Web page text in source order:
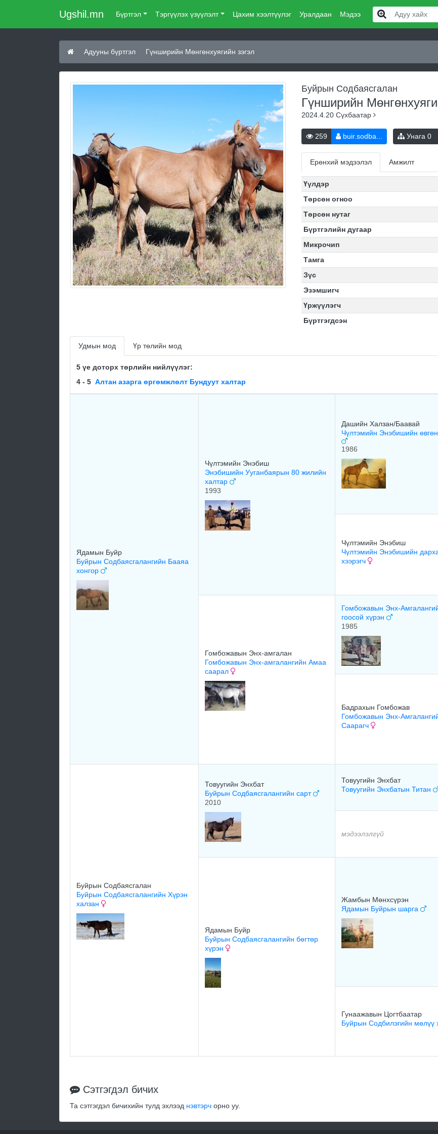
Ugshil.mn Бүртгэл Тэргүүлэх үзүүлэлт Цахим хээлтүүлэг Уралдаан Мэдээ
Адууны бүртгэл Гүнширийн Мөнгөнхуягийн зэгэл
Буйрын Содбаясгалан
Гүнширийн
2024.4.20 Сүхбаатар
259 buir.sodba... Унага 0
Ерөнхий мэдээлэл Амжилт
Үүлдэр
Төрсөн огноо
Төрсөн нутаг
Бүртгэлийн дугаар
Микрочип
Тамга
Зүс
Эзэмшигч
Үржүүлэгч
Бүртгэгдсэн
Удмын мод Үр төлийн мод
5 үе доторх төрлийн нийлүүлэг:
4 - 5 Алтан азарга өргөмжлөлт Бундуут халтар
Ядамын Буйр
Буйрын Содбаясгалангийн Бааяа
хонгор
Чүлтэмийн Энэбиш
Энэбишийн Ууганбаярын 80 жилийн
халтар
1993
Дашийн Халзан/Баавай
Чүлтэмийн Энэбишийн
1986
Чүлтэмийн Энэбиш
Чүлтэмийн Энэбишийн
хээрэгч
Гомбожавын Энх-амгалан
Гомбожавын Энх-амгалангийн Амаа
саарал
Гомбожавын Энх-
гоосой хүрэн
1985
Бадрахын Гомбожав
Гомбожавын Энх-
Саарагч
Буйрын Содбаясгалан
Буйрын Содбаясгалангийн Хүрэн
халзан
Товуугийн Энхбат
Буйрын Содбаясгалангийн сарт
2010
Товуугийн Энхбат
Товуугийн Энхбатын Титан
мэдээлэлгүй
Ядамын Буйр
Буйрын Содбаясгалангийн бөгтөр
хүрэн
Жамбын Мөнхсүрэн
Ядамын Буйрын шарга
Гунаажавын Цогтбаатар
Буйрын Содбилэгийн мөлүү
Сэтгэгдэл бичих
Та сэтгэгдэл бичихийн тулд эхлээд нэвтэрч орно уу.